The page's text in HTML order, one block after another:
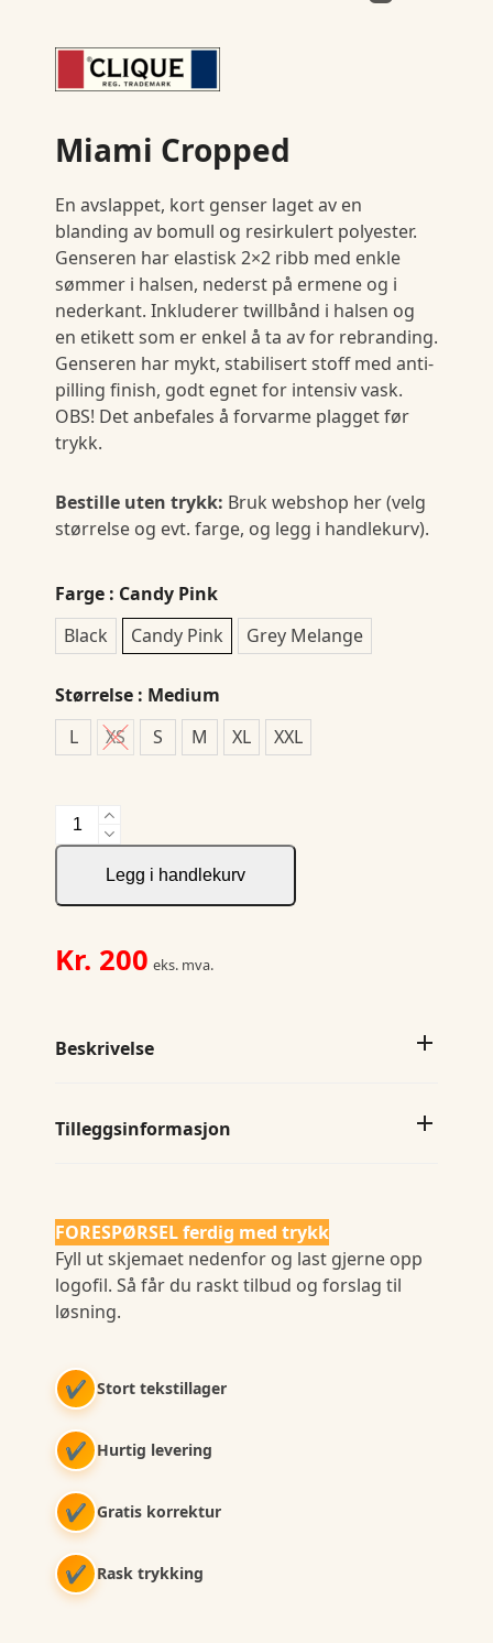
Miami Cropped
En avslappet, kort genser laget av en
blanding av bomull og resirkulert polyester.
Genseren har elastisk 2×2 ribb med enkle
sømmer i halsen, nederst på ermene og i
nederkant. Inkluderer twillbånd i halsen og
en etikett som er enkel å ta av for rebranding.
Genseren har mykt, stabilisert stoff med anti-
pilling finish, godt egnet for intensiv vask.
OBS! Det anbefales å forvarme plagget før
trykk.
Bestille uten trykk: Bruk webshop her (velg
størrelse og evt. farge, og legg i handlekurv).
Farge : Candy Pink
Black
Candy Pink Grey Melange
Størrelse : Medium
L
XS S M XL XXL
Miami
Cropped
Legg i handlekurv
Kr. 200 eks. mva.
Beskrivelse
Tilleggsinformasjon
FORESPØRSEL ferdig med trykk
Fyll ut skjemaet nedenfor og last gjerne opp
logofil. Så får du raskt tilbud og forslag til
løsning.
✔ Stort tekstillager
✔ Hurtig levering
✔ Gratis korrektur
✔ Rask trykking